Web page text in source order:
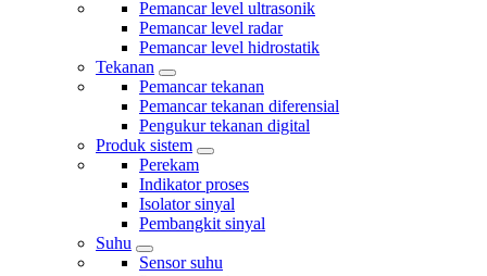
Pemancar level ultrasonik
Pemancar level radar
Pemancar level hidrostatik
Tekanan
Pemancar tekanan
Pemancar tekanan diferensial
Pengukur tekanan digital
Produk sistem
Perekam
Indikator proses
Isolator sinyal
Pembangkit sinyal
Suhu
Sensor suhu